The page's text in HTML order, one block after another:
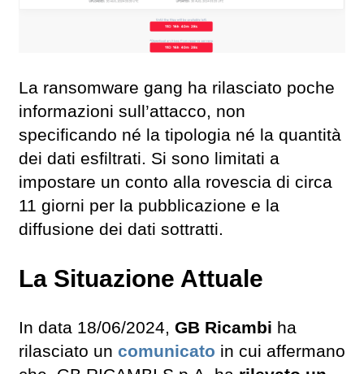
La ransomware gang ha rilasciato poche
informazioni sull’attacco, non
specificando né la tipologia né la quantità
dei dati esfiltrati. Si sono limitati a
impostare un conto alla rovescia di circa
11 giorni per la pubblicazione e la
diffusione dei dati sottratti.
La Situazione Attuale
In data 18/06/2024, GB Ricambi ha
rilasciato un comunicato in cui affermano